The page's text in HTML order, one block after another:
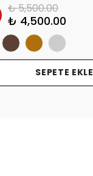
₺ 5,500.00
₺ 4,500.00
SEPETE EKLE